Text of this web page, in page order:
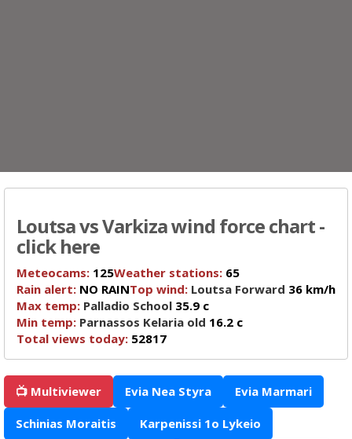
Loutsa vs Varkiza wind force chart -
click here
Meteocams: 125Weather stations: 65
Rain alert: NO RAINTop wind: Loutsa Forward 36 km/h
Max temp: Palladio School 35.9 c
Min temp: Parnassos Kelaria old 16.2 c
Total views today: 52817
📺 Multiviewer Evia Nea Styra Evia Marmari
Schinias Moraitis Karpenissi 1o Lykeio